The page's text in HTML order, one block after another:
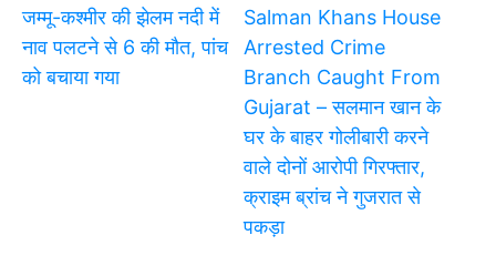
जम्मू-कश्मीर की झेलम नदी में
नाव पलटने से 6 की मौत, पांच
को बचाया गया
Salman Khans House
Arrested Crime
Branch Caught From
Gujarat – सलमान खान के
घर के बाहर गोलीबारी करने
वाले दोनों आरोपी गिरफ्तार,
क्राइम ब्रांच ने गुजरात से
पकड़ा